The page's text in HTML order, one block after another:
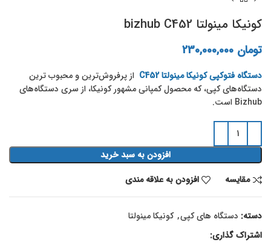
کونیکا مینولتا bizhub C452
تومان
دستگاه فتوکپی کونیکا مینولتا C452
از پرفروش‌ترین و محبوب ترین
دستگاه‌های کپی، که محصول کمپانی مشهور کونیکا، از سری دستگاه‌های
Bizhub است.
افزودن به سبد خرید
مقايسه
افزودن به علاقه مندی
دسته: دستگاه های ک‍پی, کونیکا مینولتا
اشتراک گذاری: